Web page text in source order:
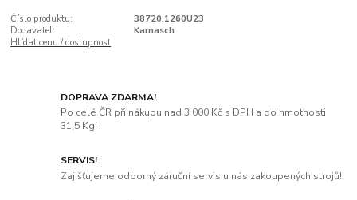
Číslo produktu:
38720.1260U23
Dodavatel:
Karnasch
Hlídat cenu / dostupnost
DOPRAVA ZDARMA!
Po celé ČR při nákupu nad 3 000 Kč s DPH a do hmotnosti
31,5 Kg!
SERVIS!
Zajišťujeme odborný záruční servis u nás zakoupených strojů!